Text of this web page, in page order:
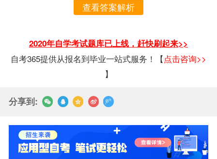
查看答案解析
2020年自学考试题库已上线，赶快刷起来>>
自考365提供从报名到毕业一站式服务！【点击咨询>>
】
分享到: